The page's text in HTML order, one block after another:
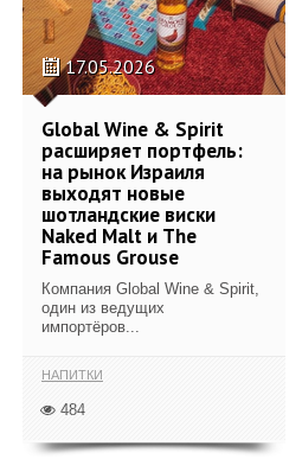
17.05.2026
Global Wine & Spirit
расширяет портфель:
на рынок Израиля
выходят новые
шотландские виски
Naked Malt и The
Famous Grouse
Компания Global Wine & Spirit,
один из ведущих
импортёров...
НАПИТКИ
484